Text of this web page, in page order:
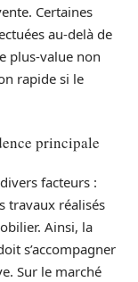
Certaines
au-delà de
plus-value non
rapide si le
principale
facteurs :
travaux réalisés
Ainsi, la
s’accompagner
Sur le marché